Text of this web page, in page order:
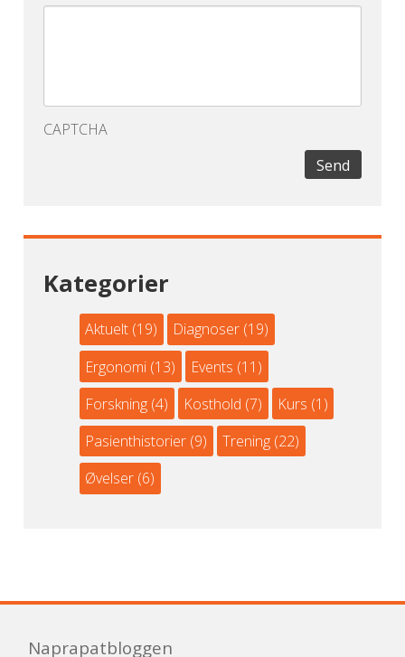
CAPTCHA
Send
Kategorier
Aktuelt (19) Diagnoser (19)
Ergonomi (13) Events (11)
Forskning (4) Kosthold (7) Kurs (1)
Pasienthistorier (9) Trening (22)
Øvelser (6)
Naprapatbloggen